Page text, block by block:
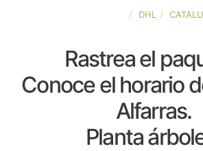
DHL
Rastrea el
Conoce el horario
Alfarras.
Planta